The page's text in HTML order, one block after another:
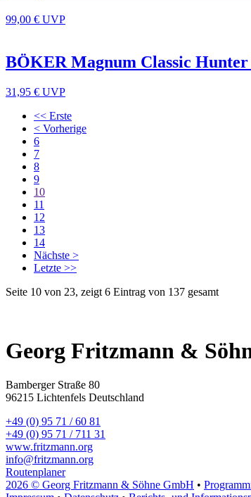
99,00 € UVP
BÖKER Magnum Classic
31,95 € UVP
<< Erste
< Vorherige
6
7
8
9
10
11
12
13
14
Nächste >
Letzte >>
Seite 10 von 23, zeigt 6 Eintrag von 137 gesamt
Georg Fritzmann &
Bamberger Straße 80
96215 Lichtenfels Deutschland
+49 (0) 95 71 / 60 81
+49 (0) 95 71 / 711 31
www.fritzmann.org
info@fritzmann.org
Routenplaner
2026 © Georg Fritzmann & Söhne GmbH •